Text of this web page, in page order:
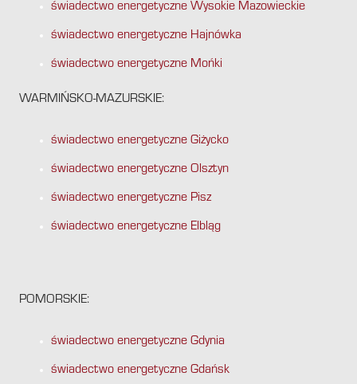
świadectwo energetyczne Wysokie Mazowieckie
świadectwo energetyczne Hajnówka
świadectwo energetyczne Mońki
WARMIŃSKO-MAZURSKIE:
świadectwo energetyczne Giżycko
świadectwo energetyczne Olsztyn
świadectwo energetyczne Pisz
świadectwo energetyczne Elbląg
POMORSKIE:
świadectwo energetyczne Gdynia
świadectwo energetyczne Gdańsk